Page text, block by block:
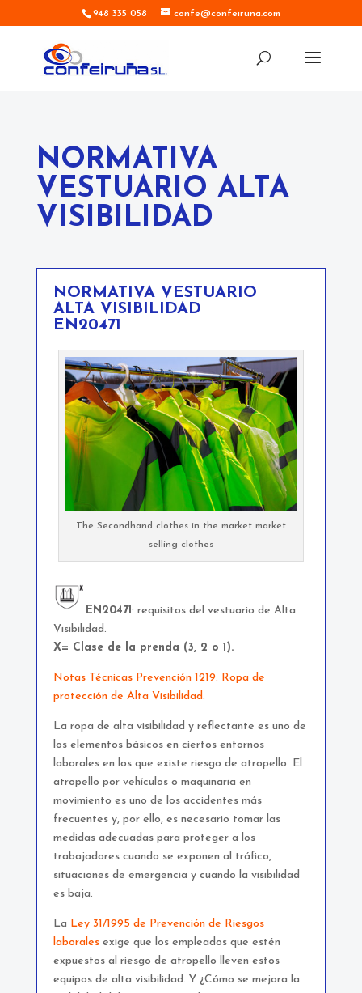
948 335 058 confe@confeiruna.com
NORMATIVA
VESTUARIO ALTA
VISIBILIDAD
NORMATIVA VESTUARIO
ALTA VISIBILIDAD
EN20471
The Secondhand clothes in the market market
selling clothes
EN20471: requisitos del vestuario de Alta
Visibilidad.
X= Clase de la prenda (3, 2 o 1).
Notas Técnicas Prevención 1219: Ropa de
protección de Alta Visibilidad.
La ropa de alta visibilidad y reflectante es uno de
los elementos básicos en ciertos entornos
laborales en los que existe riesgo de atropello. El
atropello por vehículos o maquinaria en
movimiento es uno de los accidentes más
frecuentes y, por ello, es necesario tomar las
medidas adecuadas para proteger a los
trabajadores cuando se exponen al tráfico,
situaciones de emergencia y cuando la visibilidad
es baja.
La Ley 31/1995 de Prevención de Riesgos
laboralesexige que los empleados que estén
expuestos al riesgo de atropello lleven estos
equipos de alta visibilidad. Y ¿Cómo se mejora la